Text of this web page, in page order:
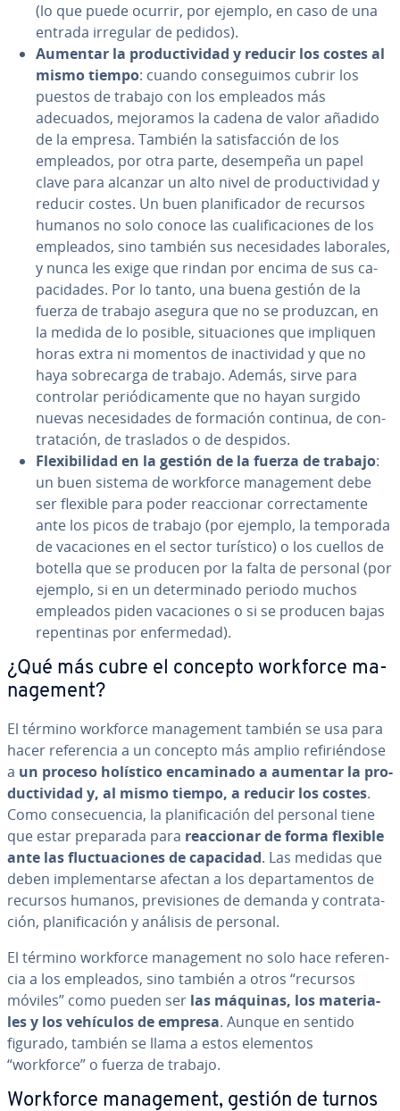
(lo que puede ocurrir, por ejemplo, en caso de una
entrada irregular de pedidos).
Aumentar la pro­du­c­ti­vi­dad y reducir los costes al
mismo tiempo: cuando co­n­se­gui­mos cubrir los
puestos de trabajo con los empleados más
adecuados, mejoramos la cadena de valor añadido
de la empresa. También la sa­ti­s­fa­c­ción de los
empleados, por otra parte, desempeña un papel
clave para alcanzar un alto nivel de pro­du­c­ti­vi­dad y
reducir costes. Un buen pla­ni­fi­ca­dor de recursos
humanos no solo conoce las cua­li­fi­ca­cio­nes de los
empleados, sino también sus ne­ce­si­da­des laborales,
y nunca les exige que rindan por encima de sus ca­
pa­ci­da­des. Por lo tanto, una buena gestión de la
fuerza de trabajo asegura que no se produzcan, en
la medida de lo posible, si­tua­cio­nes que impliquen
horas extra ni momentos de inac­ti­vi­dad y que no
haya so­bre­ca­r­ga de trabajo. Además, sirve para
controlar pe­rió­di­ca­me­n­te que no hayan surgido
nuevas ne­ce­si­da­des de formación continua, de co­n­
tra­ta­ción, de traslados o de despidos.
Fle­xi­bi­li­dad en la gestión de la fuerza de trabajo:
un buen sistema de workforce ma­na­ge­me­nt debe
ser flexible para poder reac­cio­nar co­rre­c­ta­me­n­te
ante los picos de trabajo (por ejemplo, la temporada
de va­ca­cio­nes en el sector turístico) o los cuellos de
botella que se producen por la falta de personal (por
ejemplo, si en un de­te­r­mi­na­do periodo muchos
empleados piden va­ca­cio­nes o si se producen bajas
re­pe­n­ti­nas por en­fe­r­me­dad).
¿Qué más cubre el concepto workforce ma­
na­ge­me­nt?
El término workforce ma­na­ge­me­nt también se usa para
hacer re­fe­re­n­cia a un concepto más amplio re­fi­rié­n­do­se
a un proceso holístico en­ca­mi­na­do a aumentar la pro­
du­c­ti­vi­dad y, al mismo tiempo, a reducir los costes.
Como co­n­se­cue­n­cia, la pla­ni­fi­ca­ción del personal tiene
que estar preparada para reac­cio­nar de forma flexible
ante las flu­c­tua­cio­nes de capacidad. Las medidas que
deben im­ple­me­n­tar­se afectan a los de­pa­r­ta­me­n­tos de
recursos humanos, pre­vi­sio­nes de demanda y co­n­tra­ta­
ción, pla­ni­fi­ca­ción y análisis de personal.
El término workforce ma­na­ge­me­nt no solo hace re­fe­re­n­
cia a los empleados, sino también a otros “recursos
móviles” como pueden ser las máquinas, los ma­te­ria­
les y los vehículos de empresa. Aunque en sentido
figurado, también se llama a estos elementos
“workforce” o fuerza de trabajo.
Workforce ma­na­ge­me­nt, gestión de turnos